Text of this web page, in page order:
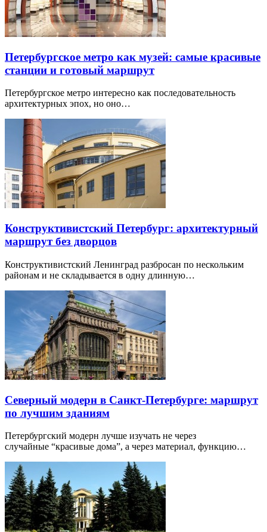
Петербургское метро как музей: самые красивые
станции и готовый маршрут
Петербургское метро интересно как последовательность
архитектурных эпох, но оно…
Конструктивистский Петербург: архитектурный
маршрут без дворцов
Конструктивистский Ленинград разбросан по нескольким
районам и не складывается в одну длинную…
Северный модерн в Санкт-Петербурге: маршрут
по лучшим зданиям
Петербургский модерн лучше изучать не через
случайные “красивые дома”, а через материал, функцию…